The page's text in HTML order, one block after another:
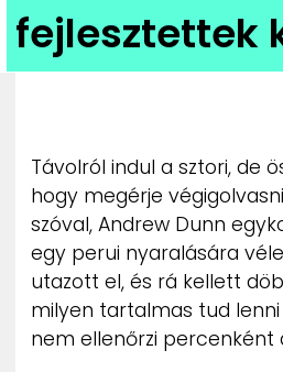
KULT
IMPRESSZUM
PR-
fejlesztettek
Távolról indul a sztori, de
hogy megérje
szóval, Andrew Dunn
egy perui nyaralására
utazott el, és rá kellett
milyen tartalmas tud lenni
nem ellenőrzi percenként